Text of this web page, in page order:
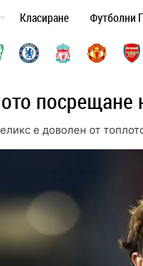
Класиране Футболни
посрещане
е доволен от